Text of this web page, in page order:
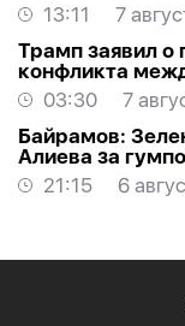
13:11
7
Трамп заявил о
конфликта
03:30
7
Байрамов:
Алиева за
21:15
6